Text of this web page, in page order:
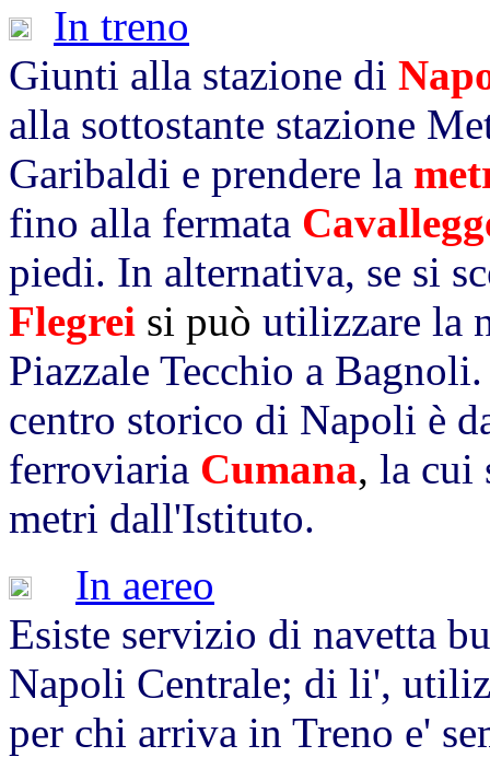
In treno
Giunti alla stazione di
alla sottostante stazione
Garibaldi e prendere la
fino alla fermata
piedi. In alternativa, se si
Flegrei si può utilizzare la
Piazzale Tecchio a
centro storico di Napoli è
ferroviaria Cumana, la cui
metri dall'Istituto.
In aereo
Esiste servizio di navetta
Napoli Centrale; di li',
per chi arriva in Treno e'